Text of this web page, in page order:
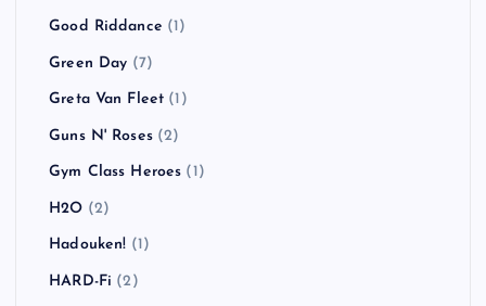
Good Riddance (1)
Green Day (7)
Greta Van Fleet (1)
Guns N' Roses(2)
Gym Class Heroes (1)
H2O (2)
Hadouken! (1)
HARD-Fi (2)